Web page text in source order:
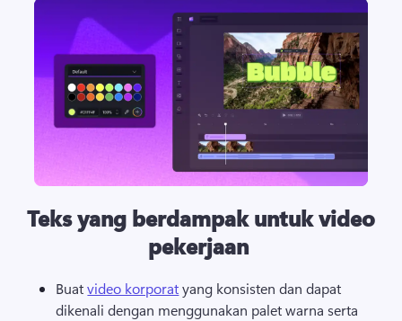
Teks yang berdampak untuk video
pekerjaan
Buat video korporat yang konsisten dan dapat
dikenali dengan menggunakan palet warna serta